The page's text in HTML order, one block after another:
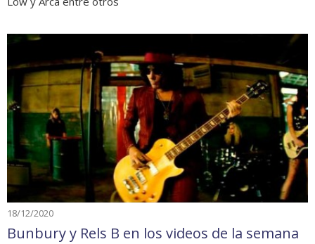
18/12/2020
Bunbury y Rels B en los videos de la semana